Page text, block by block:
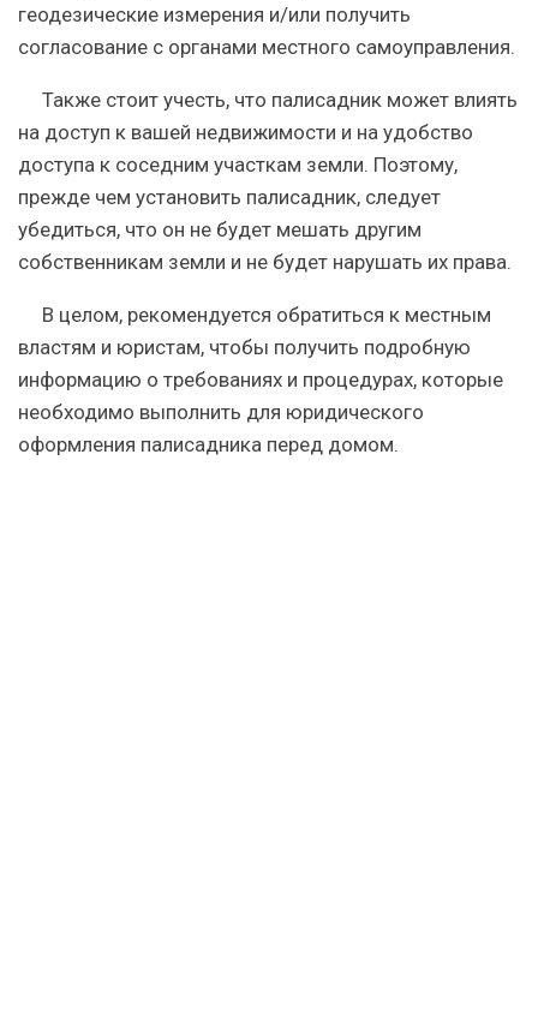
геодезические измерения и/или получить
согласование с органами местного самоуправления.
Также стоит учесть, что палисадник может влиять
на доступ к вашей недвижимости и на удобство
доступа к соседним участкам земли. Поэтому,
прежде чем установить палисадник, следует
убедиться, что он не будет мешать другим
собственникам земли и не будет нарушать их права.
В целом, рекомендуется обратиться к местным
властям и юристам, чтобы получить подробную
информацию о требованиях и процедурах, которые
необходимо выполнить для юридического
оформления палисадника перед домом.